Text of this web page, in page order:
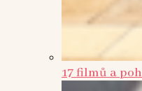
17 filmů a